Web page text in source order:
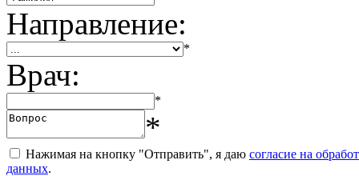
Направление:
*
Врач:
*
*
Нажимая на кнопку "Отправить", я даю согласие на
данных.